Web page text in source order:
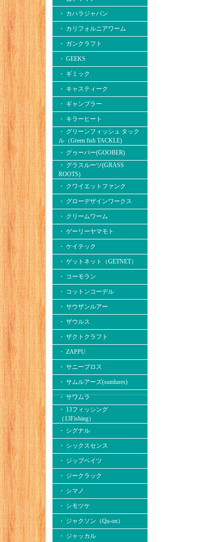
・ カハラジャパン
・ カリフォルニアワーム
・ ガンクラフト
・ GEEKS
・ ギミック
・ キャスティーク
・ ギャンブラー
・ キラーヒート
・ グリーンフィッシュ タック
ル（Green fish TACKLE)
・ グゥーバー(GOOBER)
・ グラスルーツ(GRASS
ROOTS)
・ クワイエットファンク
・ グローデザインワークス
・ クリームワーム
・ ゲーリーヤマモト
・ ケイテック
・ ゲットネット（GETNET）
・ コーモラン
・ コットンコーデル
・ サウザンルアー
・ ザウルス
・ ザクトクラフト
・ ZAPPU
・ サニーブロス
・ サムルアーズ(sumlures)
・ サワムラ
・ 13フィッシング
（13Fishing）
・ シグナル
・ シックスセンス
・ ジップベイツ
・ ジークラック
・ シマノ
・ シモツケ
・ ジャクソン（Qu-on）
・ ジャッカル